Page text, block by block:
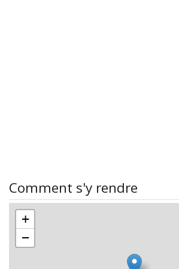
Comment s'y rendre
+
−